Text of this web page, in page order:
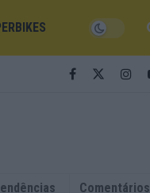
Comentários